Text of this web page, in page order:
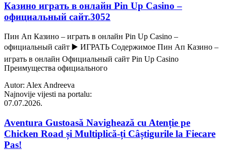
Казино играть в онлайн Pin Up Casino –
официальный сайт.3052
Пин Ап Казино – играть в онлайн Pin Up Casino –
официальный сайт ▶️ ИГРАТЬ Содержимое Пин Ап Казино –
играть в онлайн Официальный сайт Pin Up Casino
Преимущества официального
Autor: Alex Andreeva
Najnovije vijesti na portalu:
07.07.2026.
Aventura Gustoasă Navighează cu Atenție pe
Chicken Road și Multiplică-ți Câștigurile la Fiecare
Pas!